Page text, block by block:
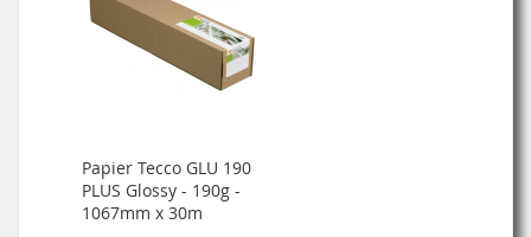
Papier Tecco GLU 190
PLUS Glossy - 190g -
1067mm x 30m